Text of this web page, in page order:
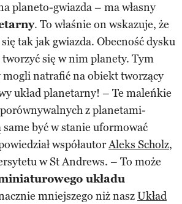
planeto-gwiazda – ma własny
. To właśnie on wskazuje, że
tak jak gwiazda. Obecność dysku
tworzyć się w nim planety. Tym
natrafić na obiekt tworzący
układ planetarny! – Te maleńkie
z planetami-
być w stanie uformować
współautorAleks Scholz,
w St Andrews. – To może
układu
mniejszego niż naszUkład